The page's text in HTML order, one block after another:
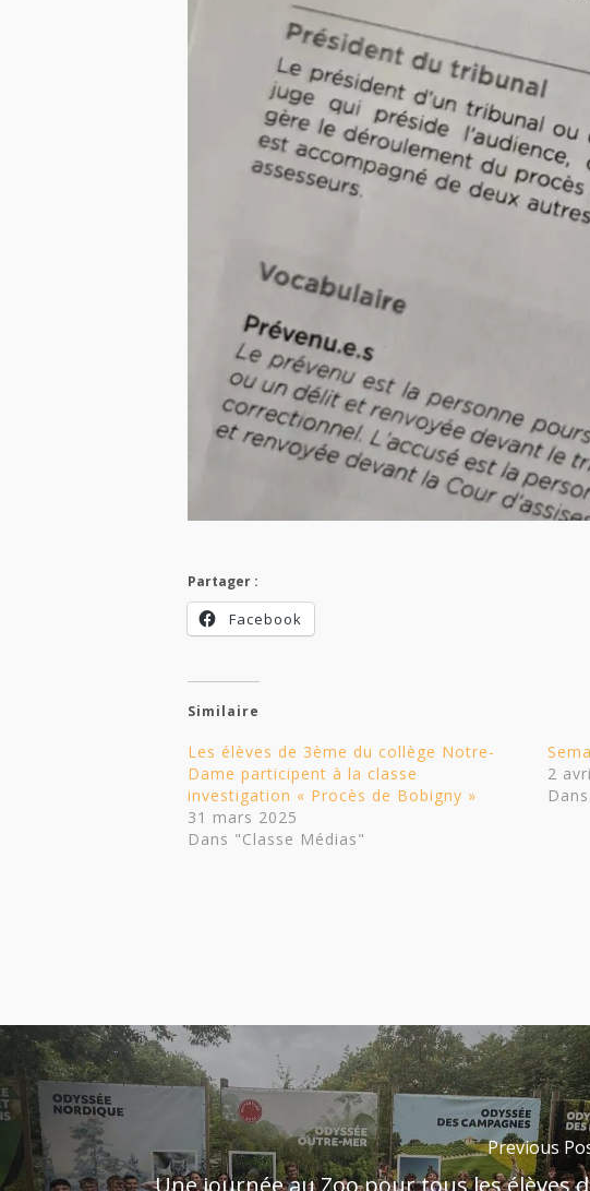
Partager :
Facebook
Similaire
Les élèves de 3ème du collège Notre-
Dame participent à la classe
investigation « Procès de Bobigny »
31 mars 2025
Dans "Classe Médias"
2
Previous
Une journée au Zoo pour tous les élèves